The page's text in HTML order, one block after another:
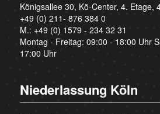
Königsallee 30, Kö-Center, 4. Etage,
+49 (0) 211- 876 384 0
M.: +49 (0) 1579 - 234 32 31
Montag - Freitag: 09:00 - 18:00 Uhr
17:00 Uhr
Niederlassung Köln